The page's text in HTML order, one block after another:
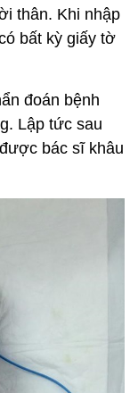
thân. Khi nhập
bất kỳ giấy tờ
đoán bệnh
Lập tức sau
bác sĩ khâu